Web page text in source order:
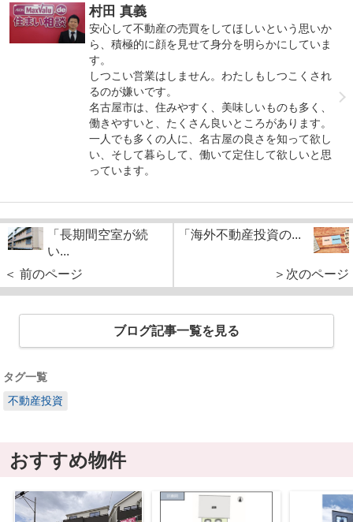
村田 真義
安心して不動産の売買をしてほしいという思いか
ら、積極的に顔を見せて身分を明らかにしていま
す。
しつこい営業はしません。わたしもしつこくされ
るのが嫌いです。
名古屋市は、住みやすく、美味しいものも多く、
働きやすいと、たくさん良いところがあります。
一人でも多くの人に、名古屋の良さを知って欲し
い、そして暮らして、働いて定住して欲しいと思
っています。
「長期間空室が続
い...
＜ 前のページ
「海外不動産投資の...
＞次のページ
ブログ記事一覧を見る
タグ一覧
不動産投資
おすすめ物件